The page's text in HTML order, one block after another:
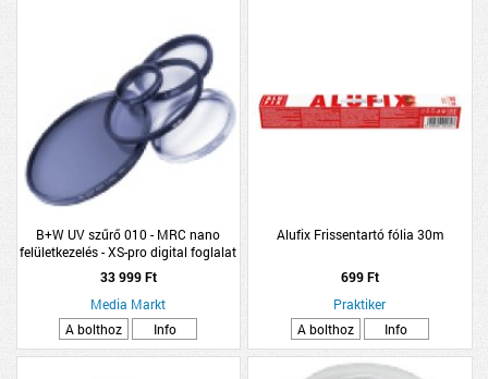
B+W UV szűrő 010 - MRC nano
felületkezelés - XS-pro digital foglalat
- 72 mm
33 999 Ft
Media Markt
A bolthoz
Info
Alufix Frissentartó fólia 30m
699 Ft
Praktiker
A bolthoz
Info